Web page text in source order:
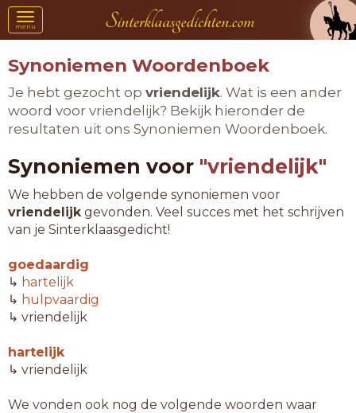
Toggle
navigation
menu
Synoniemen Woordenboek
Je hebt gezocht op vriendelijk. Wat is een ander
woord voor vriendelijk? Bekijk hieronder de
resultaten uit ons Synoniemen Woordenboek.
Synoniemen voor "vriendelijk"
We hebben de volgende synoniemen voor
vriendelijkgevonden. Veel succes met het schrijven
van je Sinterklaasgedicht!
goedaardig
↳ hartelijk
↳ hulpvaardig
↳ vriendelijk
hartelijk
↳ vriendelijk
We vonden ook nog de volgende woorden waar